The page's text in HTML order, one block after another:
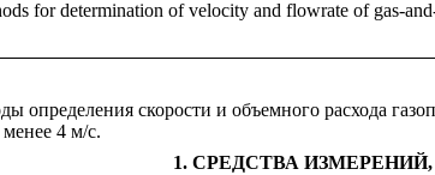
for determination of velocity and flowrate of gas-
определения скорости и объемного расхода
4 м/с.
1. СРЕДСТВА